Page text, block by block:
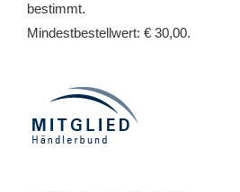
bestimmt.
Mindestbestellwert: € 30,00.